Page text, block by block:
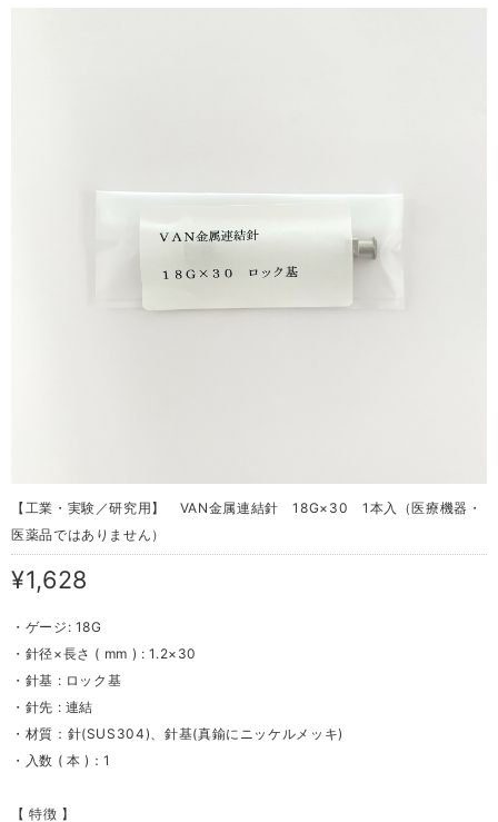
【工業・実験／研究用】 VAN金属連結針 18G×30 1本入（医療機器・
医薬品ではありません）
¥1,628
・ゲージ: 18G
・針径×長さ ( mm ) : 1.2×30
・針基 : ロック基
・針先 : 連結
・材質：針(SUS304)、針基(真鍮にニッケルメッキ)
・入数 ( 本 )：1
【 特徴 】